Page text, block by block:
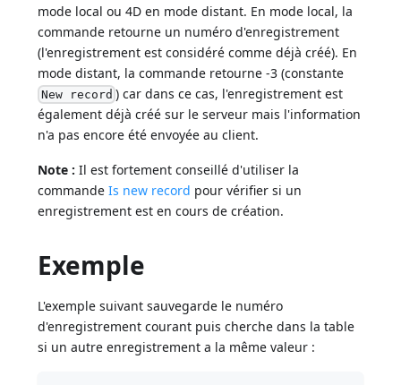
mode local ou 4D en mode distant. En mode local, la
commande retourne un numéro d'enregistrement
(l'enregistrement est considéré comme déjà créé). En
mode distant, la commande retourne -3 (constante
New record ) car dans ce cas, l'enregistrement est
également déjà créé sur le serveur mais l'information
n'a pas encore été envoyée au client.
Note : Il est fortement conseillé d'utiliser la
commandeIs new record pour vérifier si un
enregistrement est en cours de création.
Exemple
L'exemple suivant sauvegarde le numéro
d'enregistrement courant puis cherche dans la table
si un autre enregistrement a la même valeur :